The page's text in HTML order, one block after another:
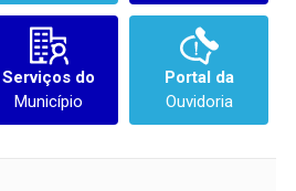
Serviços do
Município
Portal da
Ouvidoria